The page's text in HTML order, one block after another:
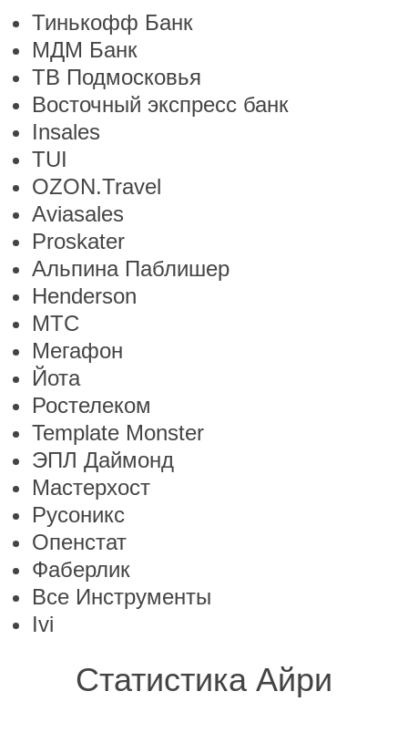
Тинькофф Банк
МДМ Банк
ТВ Подмосковья
Восточный экспресс банк
Insales
TUI
OZON.Travel
Aviasales
Proskater
Альпина Паблишер
Henderson
МТС
Мегафон
Йота
Ростелеком
Template Monster
ЭПЛ Даймонд
Мастерхост
Русоникс
Опенстат
Фаберлик
Все Инструменты
Ivi
Статистика Айри